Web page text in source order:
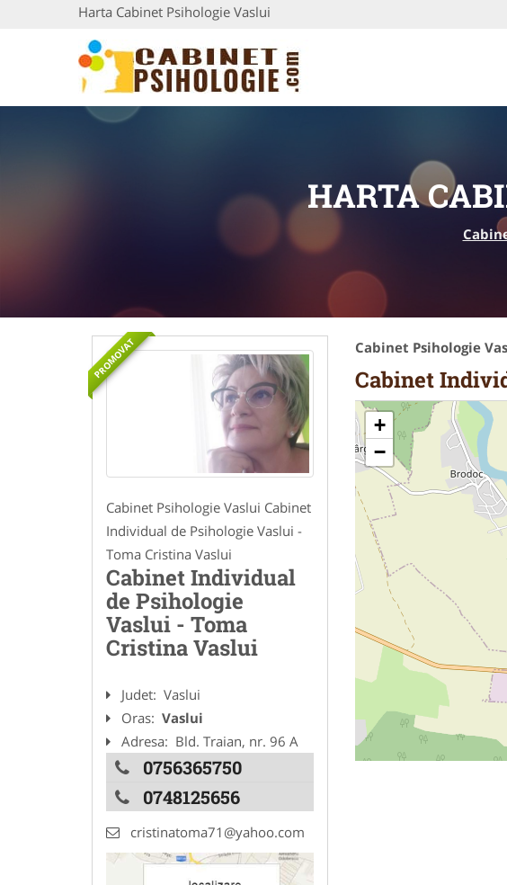
Harta Cabinet Psihologie Vaslui
HARTA
PROMOVAT
Cabinet Psihologie Vaslui Cabinet
Individual de Psihologie Vaslui -
Toma Cristina Vaslui
Cabinet Individual
de Psihologie
Vaslui - Toma
Cristina Vaslui
Judet: Vaslui
Oras: Vaslui
Adresa: Bld. Traian, nr. 96 A
0756365750
0748125656
cristinatoma71@yahoo.com
Cabinet Psihologie
Cabinet
+
−